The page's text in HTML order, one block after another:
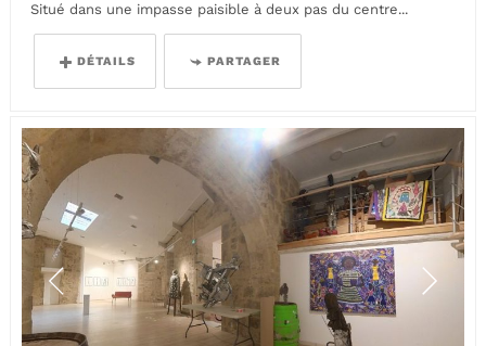
Situé dans une impasse paisible à deux pas du centre...
DÉTAILS PARTAGER